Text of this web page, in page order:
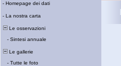
- Homepage dei dati
- La nostra carta
Le osservazioni
- Sintesi annuale
Le gallerie
- Tutte le foto